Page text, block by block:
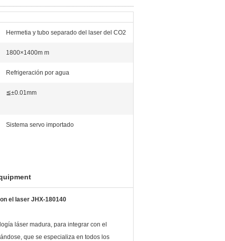
Hermetia y tubo separado del laser del CO2
1800×1400m m
Refrigeración por agua
≦±0.01mm
Sistema servo importado
el laser JHX-180140
láser madura, para integrar con el
que se especializa en todos los